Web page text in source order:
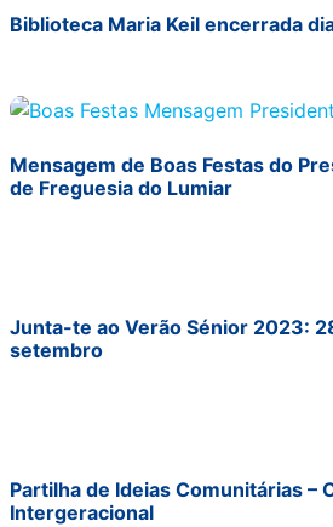
Biblioteca Maria Keil encerrada
Mensagem de Boas Festas do
de Freguesia do Lumiar
Junta-te ao Verão Sénior 2023:
setembro
Partilha de Ideias Comunitárias –
Intergeracional